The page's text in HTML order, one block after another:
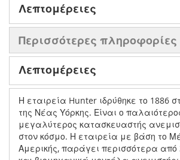
Λεπτομέρειες
Περισσότερες πληροφορίες
Λεπτομέρειες
Η εταιρεία Hunter ιδρύθηκε το 1886
της Νέας Υόρκης. Είναι ο
μεγαλύτερος κατασκευαστής
στον κόσμο. Η εταιρεία με βάση το
Αμερικής, παράγει περισσότερα από